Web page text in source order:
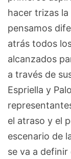
hacer trizas
pensamos
atrás todos
alcanzados
a través de
Espriella y
el atraso y el
escenario de
se va a definir